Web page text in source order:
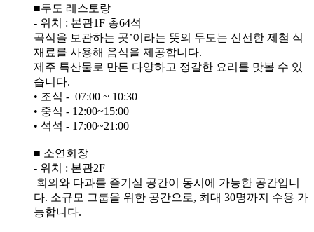
■두도 레스토랑
- 위치 : 본관1F 총64석
곡식을 보관하는 곳’이라는 뜻의 두도는 신선한 제철 식
재료를 사용해 음식을 제공합니다.
제주 특산물로 만든 다양하고 정갈한 요리를 맛볼 수 있
습니다.
• 조식 - 07:00 ~ 10:30
• 중식 - 12:00~15:00
• 석석 - 17:00~21:00
■ 소연회장
- 위치 : 본관2F
회의와 다과를 즐기실 공간이 동시에 가능한 공간입니
다. 소규모 그룹을 위한 공간으로, 최대 30명까지 수용 가
능합니다.